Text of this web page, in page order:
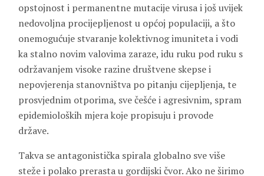
opstojnost i permanentne mutacije virusa i još uvijek
nedovoljna procijepljenost u općoj populaciji, a što
onemogućuje stvaranje kolektivnog imuniteta i vodi
ka stalno novim valovima zaraze, idu ruku pod ruku s
održavanjem visoke razine društvene skepse i
nepovjerenja stanovništva po pitanju cijepljenja, te
prosvjednim otporima, sve češće i agresivnim, spram
epidemioloških mjera koje propisuju i provode
države.
Takva se antagonistička spirala globalno sve više
steže i polako prerasta u gordijski čvor. Ako ne širimo